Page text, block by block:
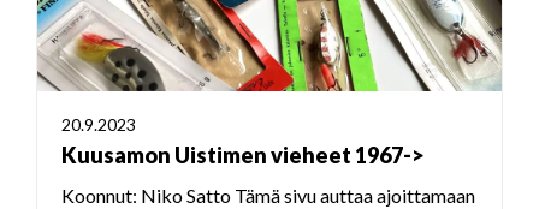
20.9.2023
Kuusamon Uistimen vieheet 1967->
Koonnut: Niko Satto Tämä sivu auttaa ajoittamaan